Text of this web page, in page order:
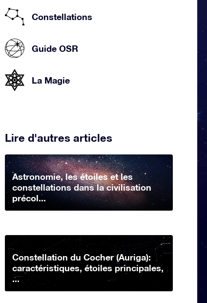
Constellations
Guide OSR
La Magie
Lire d'autres articles
Astronomie, les étoiles et les
constellations dans la civilisation
précol...
Constellation du Cocher (Auriga):
caractéristiques, étoiles principales,
...